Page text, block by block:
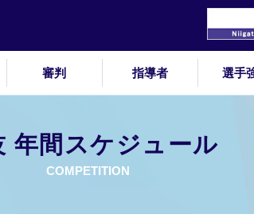
審判 指導者 選手
年間スケジュール
COMPETITION